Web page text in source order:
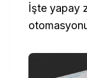
İşte yapay